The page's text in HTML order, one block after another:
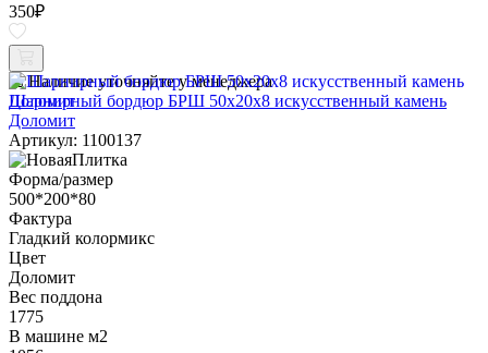
350₽
Наличие уточняйте у менеджера
Шарнирный бордюр БРШ 50х20х8 искусственный камень
Доломит
Артикул: 1100137
Форма/размер
500*200*80
Фактура
Гладкий колормикс
Цвет
Доломит
Вес поддона
1775
В машине м2